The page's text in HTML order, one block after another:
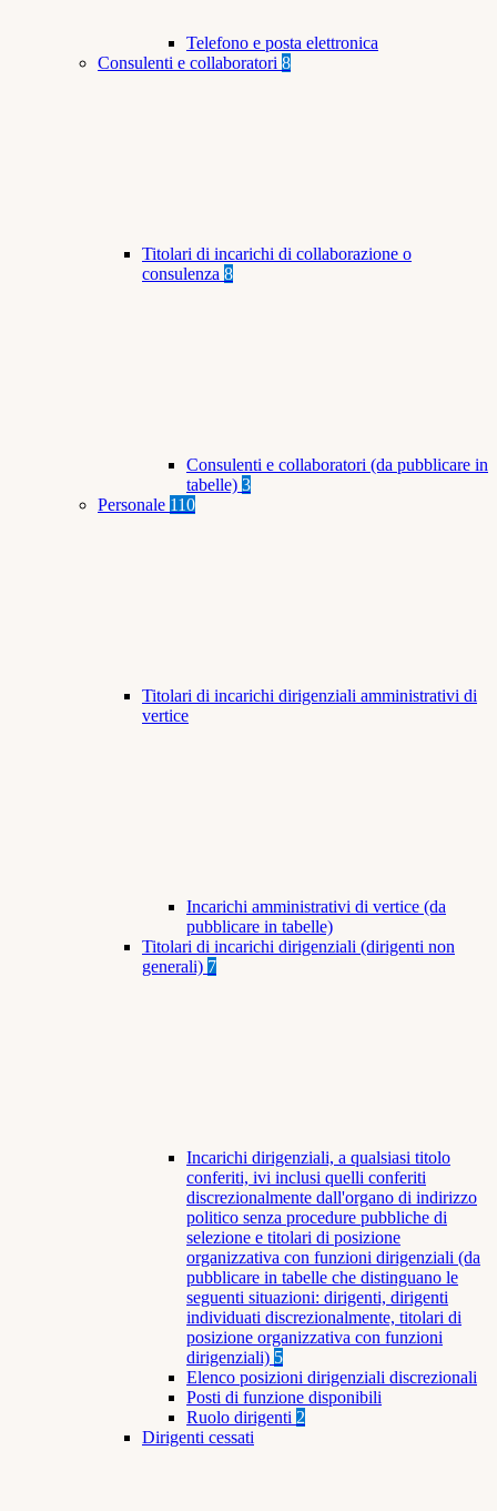
Telefono e posta elettronica
Consulenti e collaboratori 8
Titolari di incarichi di collaborazione o
consulenza 8
Consulenti e collaboratori (da pubblicare in
tabelle) 3
Personale 110
Titolari di incarichi dirigenziali amministrativi di
vertice
Incarichi amministrativi di vertice (da
pubblicare in tabelle)
Titolari di incarichi dirigenziali (dirigenti non
generali) 7
Incarichi dirigenziali, a qualsiasi titolo
conferiti, ivi inclusi quelli conferiti
discrezionalmente dall'organo di indirizzo
politico senza procedure pubbliche di
selezione e titolari di posizione
organizzativa con funzioni dirigenziali (da
pubblicare in tabelle che distinguano le
seguenti situazioni: dirigenti, dirigenti
individuati discrezionalmente, titolari di
posizione organizzativa con funzioni
dirigenziali) 5
Elenco posizioni dirigenziali discrezionali
Posti di funzione disponibili
Ruolo dirigenti 2
Dirigenti cessati